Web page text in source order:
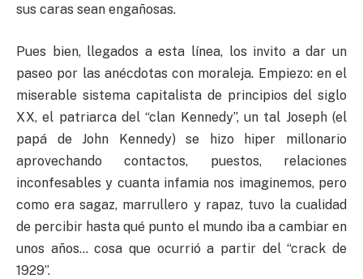
sus caras sean engañosas.
Pues bien, llegados a esta línea, los invito a dar un
paseo por las anécdotas con moraleja. Empiezo: en el
miserable sistema capitalista de principios del siglo
XX, el patriarca del “clan Kennedy”, un tal Joseph (el
papá de John Kennedy) se hizo hiper millonario
aprovechando contactos, puestos, relaciones
inconfesables y cuanta infamia nos imaginemos, pero
como era sagaz, marrullero y rapaz, tuvo la cualidad
de percibir hasta qué punto el mundo iba a cambiar en
unos años… cosa que ocurrió a partir del “crack de
1929”.